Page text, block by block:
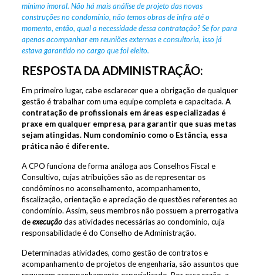
mínimo imoral. Não há mais análise de projeto das novas
construções no condomínio, não temos obras de infra até o
momento, então, qual a necessidade dessa contratação? Se for para
apenas acompanhar em reuniões externas e consultoria, isso já
estava garantido no cargo que foi eleito.
RESPOSTA DA ADMINISTRAÇÃO:
Em primeiro lugar, cabe esclarecer que a obrigação de qualquer
gestão é trabalhar com uma equipe completa e capacitada. A
contratação de profissionais em áreas especializadas é
praxe em qualquer empresa, para garantir que suas metas
sejam atingidas. Num condomínio como o Estância, essa
prática não é diferente.
A CPO funciona de forma análoga aos Conselhos Fiscal e
Consultivo, cujas atribuições são as de representar os
condôminos no aconselhamento, acompanhamento,
fiscalização, orientação e apreciação de questões referentes ao
condomínio. Assim, seus membros não possuem a prerrogativa
deexecuçãodas atividades necessárias ao condomínio, cuja
responsabilidade é do Conselho de Administração.
Determinadas atividades, como gestão de contratos e
acompanhamento de projetos de engenharia, são assuntos que